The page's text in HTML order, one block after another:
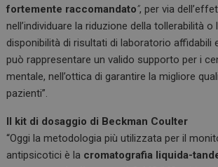
fortemente raccomandato”, per via
nell’individuare la riduzione della tollerabilità o
disponibilità di risultati di laboratorio affidabili
può rappresentare un valido supporto per i
mentale, nell’ottica di garantire la migliore
pazienti”.
Il kit di dosaggio di Beckman Coulter
“Oggi la metodologia più utilizzata per il
antipsicotici è la cromatografia liquida-